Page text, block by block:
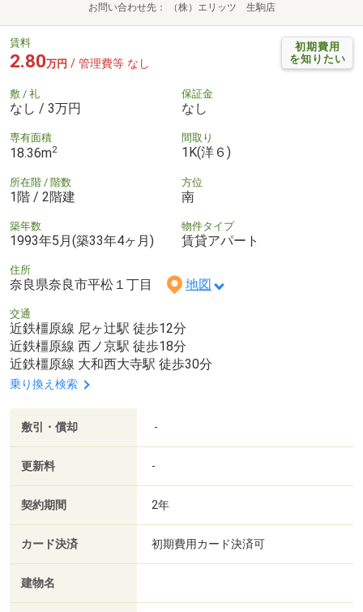
お問い合わせ先 （株）エリッツ 生駒店
初期費用
を知りたい
賃料
2.80万円 / 管理費等 なし
敷 / 礼
なし / 3万円
保証金
なし
専有面積
18.36m2
間取り
1K(洋６)
所在階 / 階数
1階 / 2階建
方位
南
築年数
1993年5月(築33年4ヶ月)
物件タイプ
賃貸アパート
住所
奈良県奈良市平松１丁目 地図
交通
近鉄橿原線 尼ヶ辻駅 徒歩12分
近鉄橿原線 西ノ京駅 徒歩18分
近鉄橿原線 大和西大寺駅 徒歩30分
乗り換え検索
敷引・償却 -
更新料 -
契約期間 2年
カード決済 初期費用カード決済可
建物名